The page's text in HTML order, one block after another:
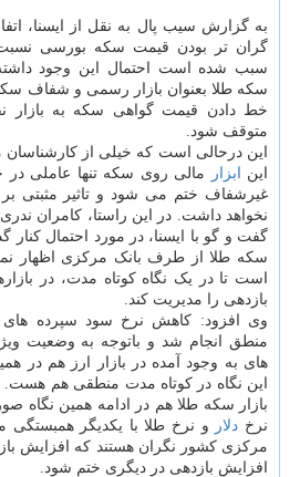
به گزارش سیب پال به نقل از ایسنا،
گران تر بودن قیمت سکه بورسی
سبب شده است احتمال این وجود
سکه طلا بعنوان بازار رسمی و شفاف سکه
خط دادن قیمت گواهی سکه به بازار
متوقف شود.
این درحالی است که خیلی از کارشناسان
این
ابزار
مالی روی سکه تنها عاملی در
غیرشفاف ختم می شود و تاثیر مثبتی
نخواهد داشت. در این راستا، کامران
گفت و گو با ایسنا، در مورد احتمال
سکه طلا از طرف بانک مرکزی اظهار
است تا در یک نگاه کوتاه مدت، در
بازدهی را مدیریت کند.
وی افزود: کاهش نرخ سود سپرده های
منطق انجام شد و باتوجه به وضعیت
های به وجود آمده در بازار ارز هم در
این نگاه در کوتاه مدت منطقی هم هست.
بازار سکه طلا هم در ادامه همین نگاه
نرخ دلار
و نرخ طلا با یکدیگر همبستگی
مرکزی کشور نگران هستند که افزایش
افزایش بازدهی در دیگری ختم شود.